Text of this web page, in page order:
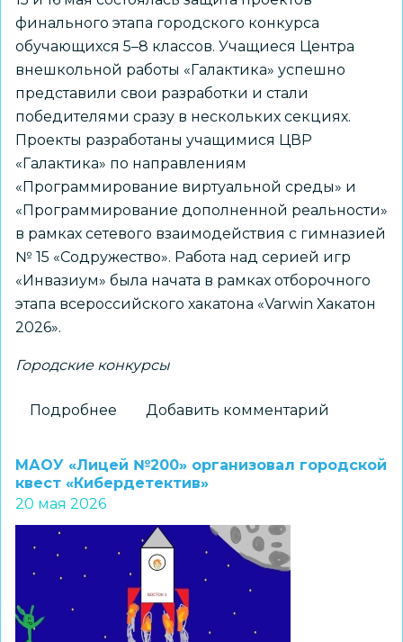
финального этапа городского конкурса
обучающихся 5–8 классов. Учащиеся Центра
внешкольной работы «Галактика» успешно
представили свои разработки и стали
победителями сразу в нескольких секциях.
Проекты разработаны учащимися ЦВР
«Галактика» по направлениям
«Программирование виртуальной среды» и
«Программирование дополненной реальности»
в рамках сетевого взаимодействия с гимназией
№ 15 «Содружество». Работа над серией игр
«Инвазиум» была начата в рамках отборочного
этапа всероссийского хакатона «Varwin Хакатон
2026».
Городские конкурсы
Подробнее
разработчики
ЦВР
победили
в
городском
конкурсе
проектов
Добавить комментарий
МАОУ «Лицей №200» организовал городской
квест «Кибердетектив»
20 мая 2026